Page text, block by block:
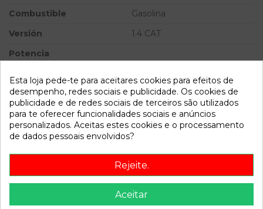
Combustible
Gasolina
Versión
1.4 CAT
Potencia
Referência 810457
Disponível a partir de: 2022-04-06
Descrição
Recambio de centralita esp para mercedes clase a (w168)
1.4 cat referencia OEM IAM 0265109425
Esta loja pede-te para aceitares cookies para efeitos de
desempenho, redes sociais e publicidade. Os cookies de
publicidade e de redes sociais de terceiros são utilizados
para te oferecer funcionalidades sociais e anúncios
personalizados. Aceitas estes cookies e o processamento
de dados pessoais envolvidos?
Rejeite.
Aceitar